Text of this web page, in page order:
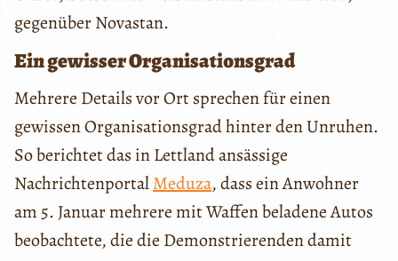
gegenüber Novastan.
Ein gewisser Organisationsgrad
Mehrere Details vor Ort sprechen für einen
gewissen Organisationsgrad hinter den Unruhen.
So berichtet das in Lettland ansässige
NachrichtenportalMeduza, dass ein Anwohner
am 5. Januar mehrere mit Waffen beladene Autos
beobachtete, die die Demonstrierenden damit